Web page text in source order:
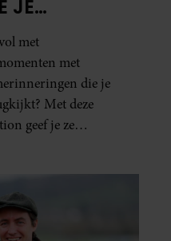
JE
BINNEN
met
met
die je
Met deze
geef je ze